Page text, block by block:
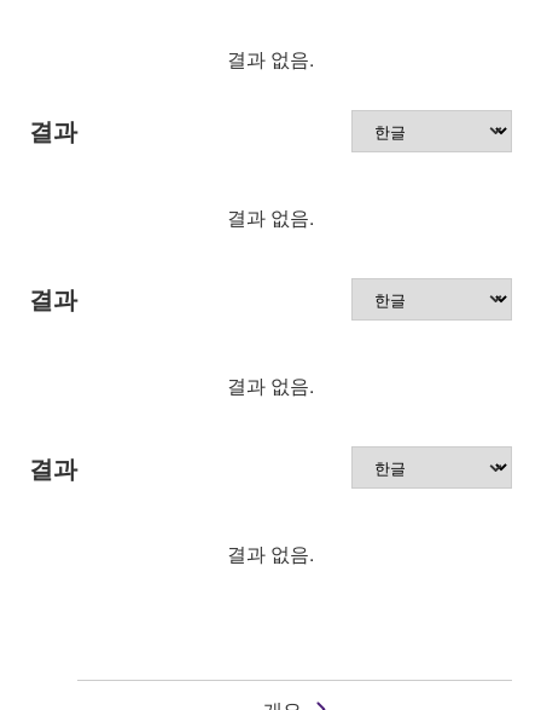
결과 없음.
결과
결과 없음.
결과
결과 없음.
결과
결과 없음.